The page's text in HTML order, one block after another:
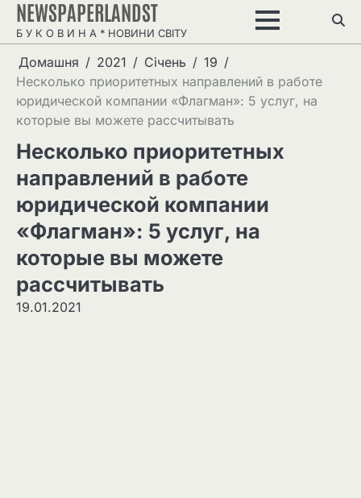
Перейти
вмісту
NEWSPAPERLANDST
Б У К О В И Н А * НОВИНИ СВІТУ
Домашня 2021 Січень
19
Несколько приоритетных направлений в работе
юридической компании «Флагман»: 5 услуг, на
которые вы можете рассчитывать
Несколько приоритетных
направлений в работе
юридической компании
«Флагман»: 5 услуг, на
которые вы можете
рассчитывать
19.01.2021